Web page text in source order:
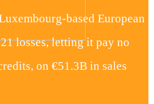
based European
losses, letting it pay no
on €51.3B in sales